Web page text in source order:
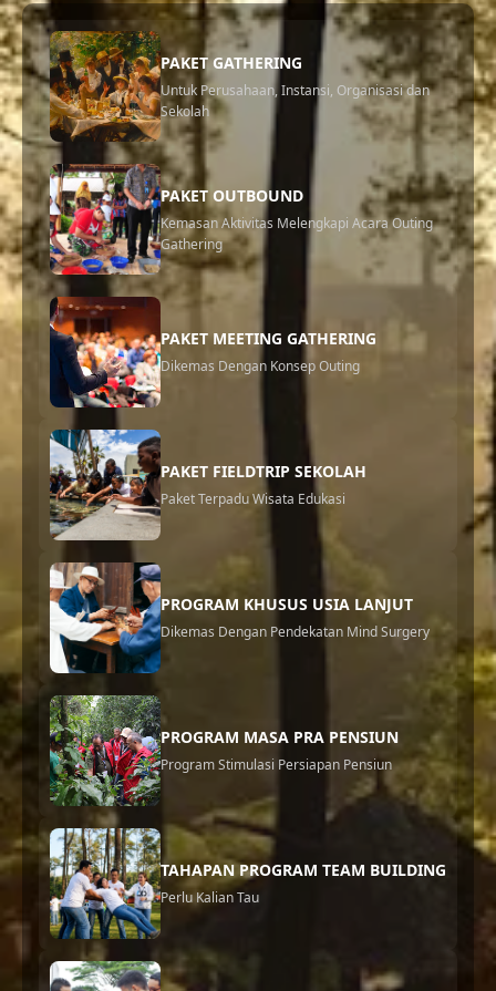
Hotel Kampoeng Legok Lembang Jenis kamar room di Hotel
Bukit Vipassana Lembang bandung Jasa EO Gathering di
Bandung / Jasa Eo Outbound di Bandung Program Fun
Games Program Team Building Progra...
PAKET GATHERING
Untuk Perusahaan, Instansi, Organisasi dan
Sekolah
PAKET OUTBOUND
Kemasan Aktivitas Melengkapi Acara Outing
Gathering
PAKET MEETING GATHERING
Dikemas Dengan Konsep Outing
PAKET FIELDTRIP SEKOLAH
Paket Terpadu Wisata Edukasi
PROGRAM KHUSUS USIA LANJUT
Dikemas Dengan Pendekatan Mind Surgery
PROGRAM MASA PRA PENSIUN
Program Stimulasi Persiapan Pensiun
TAHAPAN PROGRAM TEAM BUILDING
Perlu Kalian Tau